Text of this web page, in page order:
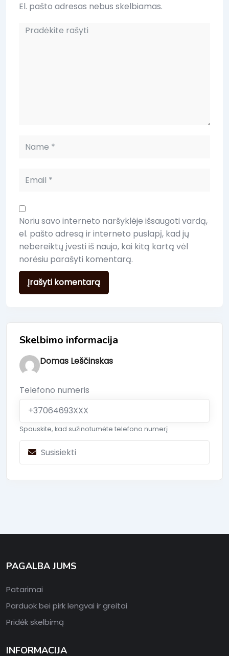
El. pašto adresas nebus skelbiamas.
Noriu savo interneto naršyklėje išsaugoti vardą,
el. pašto adresą ir interneto puslapį, kad jų
nebereiktų įvesti iš naujo, kai kitą kartą vėl
norėsiu parašyti komentarą.
Skelbimo informacija
Domas Leščinskas
Telefono numeris
+37064693XXX
Spauskite, kad sužinotumėte telefono numerį
Susisiekti
PAGALBA JUMS
Patarimai
Parduok bei pirk lengvai ir greitai
Pridėk skelbimą
INFORMACIJA